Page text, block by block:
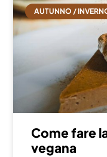
AUTUNNO /
Come fare
vegana